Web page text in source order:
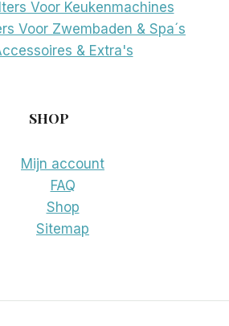
Voor Keukenmachines
Voor Zwembaden & Spa´s
& Extra's
SHOP
Mijn account
FAQ
Shop
Sitemap